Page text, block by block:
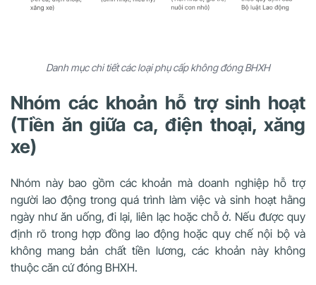
Danh mục chi tiết các loại phụ cấp không đóng BHXH
Nhóm các khoản hỗ trợ sinh hoạt
(Tiền ăn giữa ca, điện thoại, xăng
xe)
Nhóm này bao gồm các khoản mà doanh nghiệp hỗ trợ
người lao động trong quá trình làm việc và sinh hoạt hằng
ngày như ăn uống, đi lại, liên lạc hoặc chỗ ở. Nếu được quy
định rõ trong hợp đồng lao động hoặc quy chế nội bộ và
không mang bản chất tiền lương, các khoản này không
thuộc căn cứ đóng BHXH.